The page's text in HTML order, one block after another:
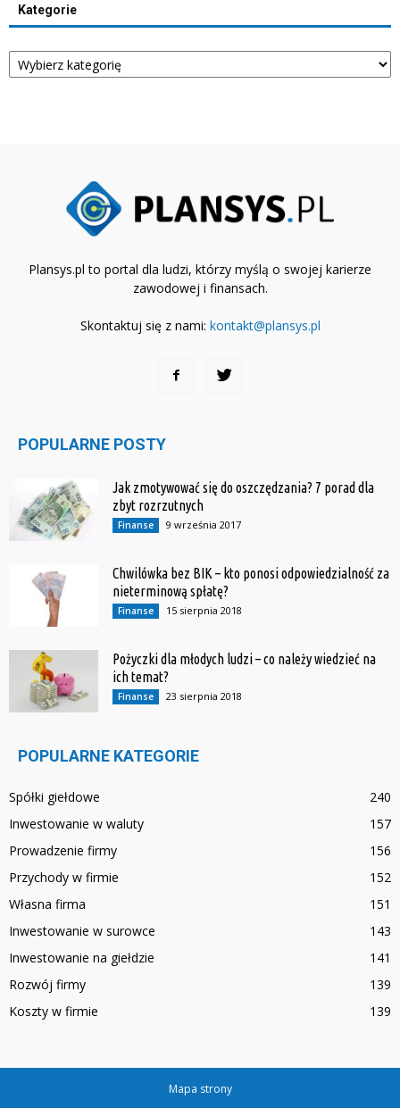
Kategorie
Kategorie
Plansys.pl to portal dla ludzi, którzy myślą o swojej karierze
zawodowej i finansach.
Skontaktuj się z nami: kontakt@plansys.pl
POPULARNE POSTY
Jak zmotywować się do oszczędzania? 7 porad dla
zbyt rozrzutnych
Finanse 9 września 2017
Chwilówka bez BIK – kto ponosi odpowiedzialność za
nieterminową spłatę?
Finanse 15 sierpnia 2018
Pożyczki dla młodych ludzi – co należy wiedzieć na
ich temat?
Finanse 23 sierpnia 2018
POPULARNE KATEGORIE
Spółki giełdowe
240
Inwestowanie w waluty
157
Prowadzenie firmy
156
Przychody w firmie
152
Własna firma
151
Inwestowanie w surowce
143
Inwestowanie na giełdzie
141
Rozwój firmy
139
Koszty w firmie
139
Mapa strony